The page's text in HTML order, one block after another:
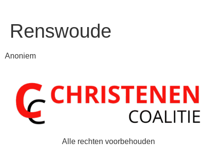
Renswoude
Anoniem
Alle rechten voorbehouden